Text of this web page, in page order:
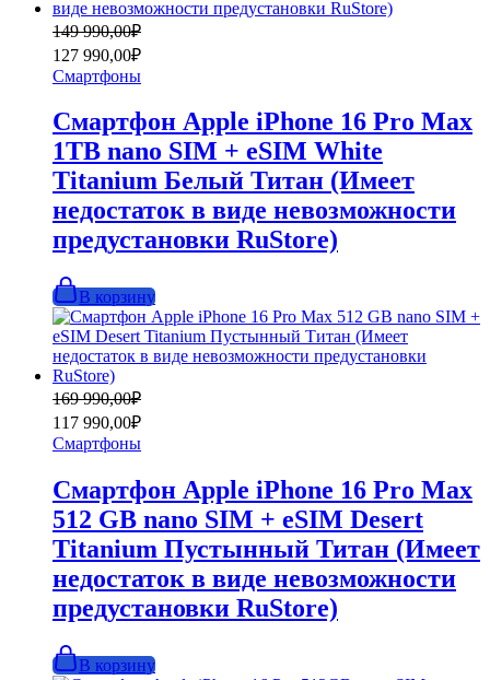
149 990,00₽
Первоначальная
цена
составляла
149
990,00₽.
127 990,00₽
Текущая
цена:
127
990,00₽.
Смартфоны
Смартфон Apple iPhone 16 Pro Max
1TB nano SIM + eSIM White
Titanium Белый Титан (Имеет
недостаток в виде невозможности
предустановки RuStore)
В корзину
169 990,00₽
Первоначальная
цена
составляла
169
117 990,00₽
Текущая
цена:
117
990,00₽.
Смартфоны
Смартфон Apple iPhone 16 Pro Max
512 GB nano SIM + eSIM Desert
Titanium Пустынный Титан (Имеет
недостаток в виде невозможности
предустановки RuStore)
В корзину